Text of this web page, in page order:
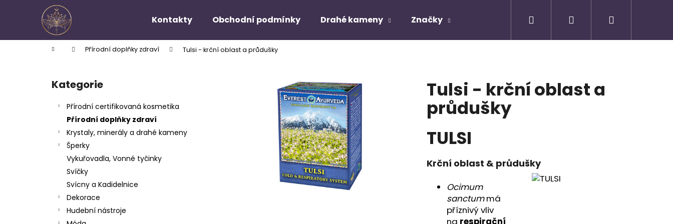
Kontakty Obchodní podmínky Drahé kameny Značky Přihlášení
Domů Přírodní doplňky zdraví Tulsi - krční oblast a průdušky
Přeskočit
kategorie
Kategorie
Přírodní certifikovaná kosmetika
Přírodní doplňky zdraví
Krystaly, minerály a drahé kameny
Šperky
Vykuřovadla, Vonné tyčinky
Svíčky
Svícny a Kadidelnice
Dekorace
Hudební nástroje
Tulsi - krční oblast a
průdušky
TULSI
Krční oblast & průdušky
Ocimum
sanctum má
příznivý vliv
na respirační
í
Zpět
do
Zpět
do
Co potřebujete najít?
Doporučujeme